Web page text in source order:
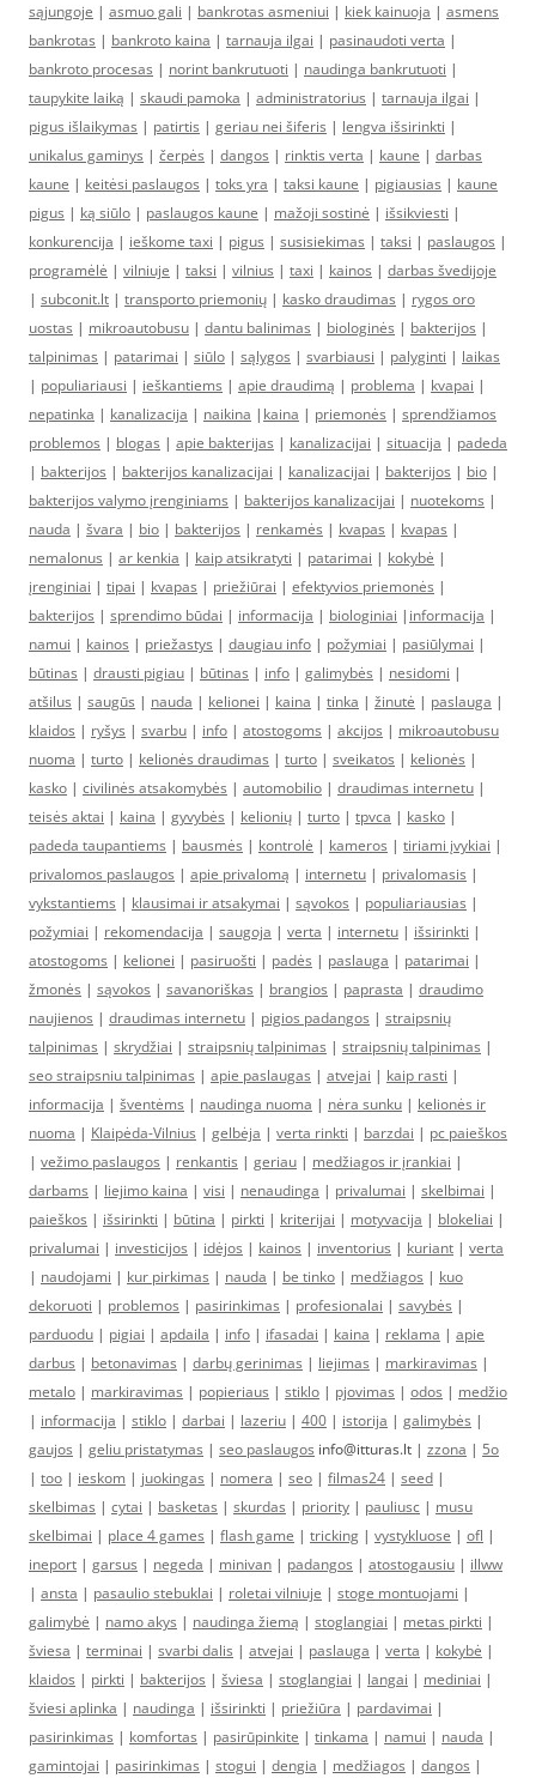
sąjungoje | asmuo gali | bankrotas asmeniui | kiek kainuoja | asmens
bankrotas | bankroto kaina | tarnauja ilgai | pasinaudoti verta |
bankroto procesas | norint bankrutuoti | naudinga bankrutuoti |
taupykite laiką | skaudi pamoka | administratorius | tarnauja ilgai |
pigus išlaikymas | patirtis | geriau nei šiferis | lengva išsirinkti |
unikalus gaminys | čerpės | dangos | rinktis verta | kaune | darbas
kaune | keitėsi paslaugos | toks yra | taksi kaune | pigiausias | kaune
pigus | ką siūlo | paslaugos kaune | mažoji sostinė | išsikviesti |
konkurencija | ieškome taxi | pigus | susisiekimas | taksi | paslaugos |
programėlė | vilniuje | taksi | vilnius | taxi | kainos | darbas švedijoje
| subconit.lt | transporto priemonių | kasko draudimas | rygos oro
uostas | mikroautobusu | dantu balinimas | biologinės | bakterijos |
talpinimas | patarimai | siūlo | sąlygos | svarbiausi | palyginti | laikas
| populiariausi | ieškantiems | apie draudimą | problema | kvapai |
nepatinka | kanalizacija | naikina | kaina | priemonės | sprendžiamos
problemos | blogas | apie bakterijas | kanalizacijai | situacija | padeda
| bakterijos | bakterijos kanalizacijai | kanalizacijai | bakterijos | bio |
bakterijos valymo įrenginiams | bakterijos kanalizacijai | nuotekoms |
nauda | švara | bio | bakterijos | renkamės | kvapas | kvapas |
nemalonus | ar kenkia | kaip atsikratyti | patarimai | kokybė |
įrenginiai | tipai | kvapas | priežiūrai | efektyvios priemonės |
bakterijos | sprendimo būdai | informacija | biologiniai | informacija |
namui | kainos | priežastys | daugiau info | požymiai | pasiūlymai |
būtinas | drausti pigiau | būtinas | info | galimybės | nesidomi |
atšilus | saugūs | nauda | kelionei | kaina | tinka | žinutė | paslauga |
klaidos | ryšys | svarbu | info | atostogoms | akcijos | mikroautobusu
nuoma | turto | kelionės draudimas | turto | sveikatos | kelionės |
kasko | civilinės atsakomybės | automobilio | draudimas internetu |
teisės aktai | kaina | gyvybės | kelionių | turto | tpvca | kasko |
padeda taupantiems | bausmės | kontrolė | kameros | tiriami įvykiai |
privalomos paslaugos | apie privalomą | internetu | privalomasis |
vykstantiems | klausimai ir atsakymai | sąvokos | populiariausias |
požymiai | rekomendacija | saugoja | verta | internetu | išsirinkti |
atostogoms | kelionei | pasiruošti | padės | paslauga | patarimai |
žmonės | sąvokos | savanoriškas | brangios | paprasta | draudimo
naujienos | draudimas internetu | pigios padangos | straipsnių
talpinimas | skrydžiai | straipsnių talpinimas | straipsnių talpinimas |
seo straipsniu talpinimas | apie paslaugas | atvejai | kaip rasti |
informacija | šventėms | naudinga nuoma | nėra sunku | kelionės ir
nuoma | Klaipėda-Vilnius | gelbėja | verta rinkti | barzdai | pc paieškos
| vežimo paslaugos | renkantis | geriau | medžiagos ir įrankiai |
darbams | liejimo kaina | visi | nenaudinga | privalumai | skelbimai |
paieškos | išsirinkti | būtina | pirkti | kriterijai | motyvacija | blokeliai |
privalumai | investicijos | idėjos | kainos | inventorius | kuriant | verta
| naudojami | kur pirkimas | nauda | be tinko | medžiagos | kuo
dekoruoti | problemos | pasirinkimas | profesionalai | savybės |
parduodu | pigiai | apdaila | info | ifasadai | kaina | reklama | apie
darbus | betonavimas | darbų gerinimas | liejimas | markiravimas |
metalo | markiravimas | popieriaus | stiklo | pjovimas | odos | medžio
| informacija | stiklo | darbai | lazeriu | 400 | istorija | galimybės |
gaujos | geliu pristatymas | seo paslaugos info@itturas.lt | zzona | 5o
| too | ieskom | juokingas | nomera | seo | filmas24 | seed |
skelbimas | cytai | basketas | skurdas | priority | pauliusc | musu
skelbimai | place 4 games | flash game | tricking | vystykluose | ofl |
ineport | garsus | negeda | minivan | padangos | atostogausiu | illww
| ansta | pasaulio stebuklai | roletai vilniuje | stoge montuojami |
galimybė | namo akys | naudinga žiemą | stoglangiai | metas pirkti |
šviesa | terminai | svarbi dalis | atvejai | paslauga | verta | kokybė |
klaidos | pirkti | bakterijos | šviesa | stoglangiai | langai | mediniai |
šviesi aplinka | naudinga | išsirinkti | priežiūra | pardavimai |
pasirinkimas | komfortas | pasirūpinkite | tinkama | namui | nauda |
gamintojai | pasirinkimas | stogui | dengia | medžiagos | dangos |